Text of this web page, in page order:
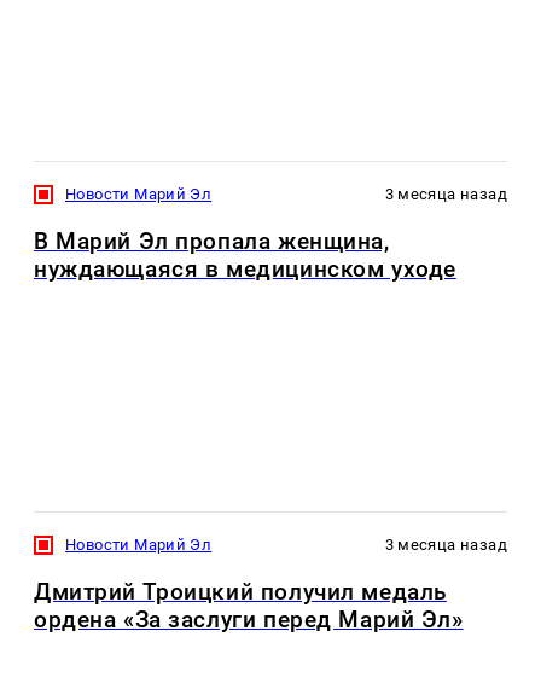
Новости Марий Эл 3 месяца назад
В Марий Эл пропала женщина,
нуждающаяся в медицинском уходе
Новости Марий Эл 3 месяца назад
Дмитрий Троицкий получил медаль
ордена «За заслуги перед Марий Эл»